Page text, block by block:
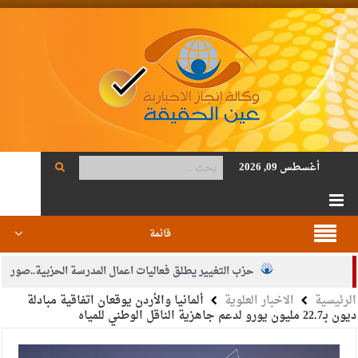
أغسطس 09, 2026
قائمة
حزب التغيير يطلق فعاليات اعمال المدرسة الحزبية..صور
الجيش يفتح باب التجنيد لحملة البكالوريوس في الحقوق والقانون
بيان اجتماع عمّان:دعم الوصاية الهاشمية التاريخية على المقدسات
الرئيسية الاخبار العلوية ألمانيا والأردن يوقعان اتفاقية مبادلة
ديون بـ22.7 مليون يورو لدعم جاهزية الناقل الوطني للمياه